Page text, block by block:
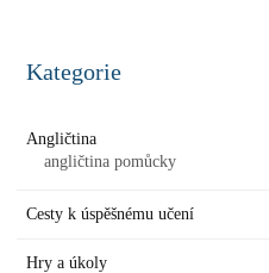
Kategorie
Angličtina
angličtina pomůcky
Cesty k úspěšnému učení
Hry a úkoly